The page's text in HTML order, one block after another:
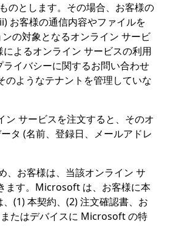
のとします。その場合、お客様の
お客様の通信内容やファイルを
の対象となるオンライン サービ
よるオンライン サービスの利用
イバシーに関するお問い合わせ
のようなテナントを管理していな
ン サービスを注文すると、そのオ
タ (名前、登録日、メールアドレ
、お客様は、当該オンライン サ
ます。Microsoft は、お客様に本
(1) 本契約、(2) 注文確認書、お
たはデバイスに Microsoft の特